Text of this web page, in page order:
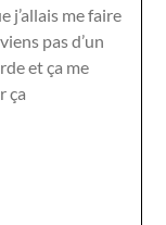
j’allais me faire
pas d’un
et ça me
ça